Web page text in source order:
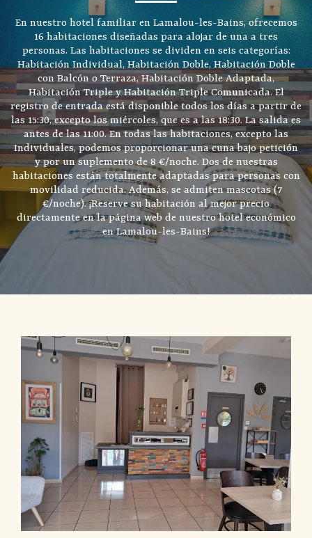
En nuestro hotel familiar en Lamalou-les-Bains, ofrecemos
16 habitaciones diseñadas para alojar de una a tres
personas. Las habitaciones se dividen en seis categorías:
Habitación Individual, Habitación Doble, Habitación Doble
con Balcón o Terraza, Habitación Doble Adaptada,
Habitación Triple y Habitación Triple Comunicada. El
registro de entrada está disponible todos los días a partir de
las 15:30, excepto los miércoles, que es a las 18:30. La salida es
antes de las 11:00. En todas las habitaciones, excepto las
Individuales, podemos proporcionar una cuna bajo petición
y por un suplemento de 8 €/noche. Dos de nuestras
habitaciones están totalmente adaptadas para personas con
movilidad reducida. Además, se admiten mascotas (7
€/noche). ¡Reserve su habitación al mejor precio
directamente en la página web de nuestro hotel económico
en Lamalou-les-Bains!